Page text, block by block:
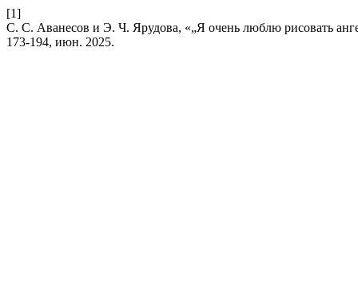
[1]
С. С. Аванесов и Э. Ч. Ярудова, «„Я очень люблю рисовать
173-194, июн. 2025.